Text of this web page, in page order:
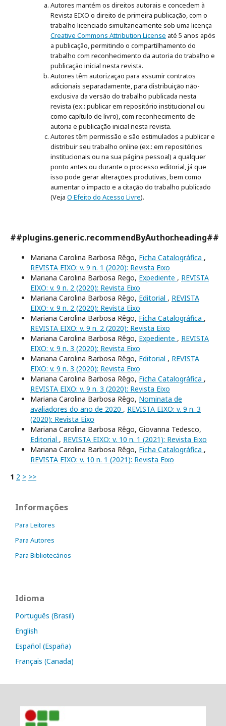
Autores mantém os direitos autorais e concedem à
Revista EIXO o direito de primeira publicação, com o
trabalho licenciado simultaneamente sob uma licença
Creative Commons Attribution License até 5 anos após
a publicação, permitindo o compartilhamento do
trabalho com reconhecimento da autoria do trabalho e
publicação inicial nesta revista.
Autores têm autorização para assumir contratos
adicionais separadamente, para distribuição não-
exclusiva da versão do trabalho publicada nesta
revista (ex.: publicar em repositório institucional ou
como capítulo de livro), com reconhecimento de
autoria e publicação inicial nesta revista.
Autores têm permissão e são estimulados a publicar e
distribuir seu trabalho online (ex.: em repositórios
institucionais ou na sua página pessoal) a qualquer
ponto antes ou durante o processo editorial, já que
isso pode gerar alterações produtivas, bem como
aumentar o impacto e a citação do trabalho publicado
(Veja O Efeito do Acesso Livre).
##plugins.generic.recommendByAuthor.heading##
Mariana Carolina Barbosa Rêgo, Ficha Catalográfica ,
REVISTA EIXO: v. 9 n. 1 (2020): Revista Eixo
Mariana Carolina Barbosa Rego, Expediente , REVISTA
EIXO: v. 9 n. 2 (2020): Revista Eixo
Mariana Carolina Barbosa Rêgo, Editorial , REVISTA
EIXO: v. 9 n. 2 (2020): Revista Eixo
Mariana Carolina Barbosa Rêgo, Ficha Catalográfica ,
REVISTA EIXO: v. 9 n. 2 (2020): Revista Eixo
Mariana Carolina Barbosa Rêgo, Expediente , REVISTA
EIXO: v. 9 n. 3 (2020): Revista Eixo
Mariana Carolina Barbosa Rêgo, Editorial , REVISTA
EIXO: v. 9 n. 3 (2020): Revista Eixo
Mariana Carolina Barbosa Rêgo, Ficha Catalográfica ,
REVISTA EIXO: v. 9 n. 3 (2020): Revista Eixo
Mariana Carolina Barbosa Rêgo, Nominata de
avaliadores do ano de 2020 , REVISTA EIXO: v. 9 n. 3
(2020): Revista Eixo
Mariana Carolina Barbosa Rêgo, Giovanna Tedesco,
Editorial , REVISTA EIXO: v. 10 n. 1 (2021): Revista Eixo
Mariana Carolina Barbosa Rêgo, Ficha Catalográfica ,
REVISTA EIXO: v. 10 n. 1 (2021): Revista Eixo
1 2 > >>
Informações
Para Leitores
Para Autores
Para Bibliotecários
Idioma
Português (Brasil)
English
Español (España)
Français (Canada)